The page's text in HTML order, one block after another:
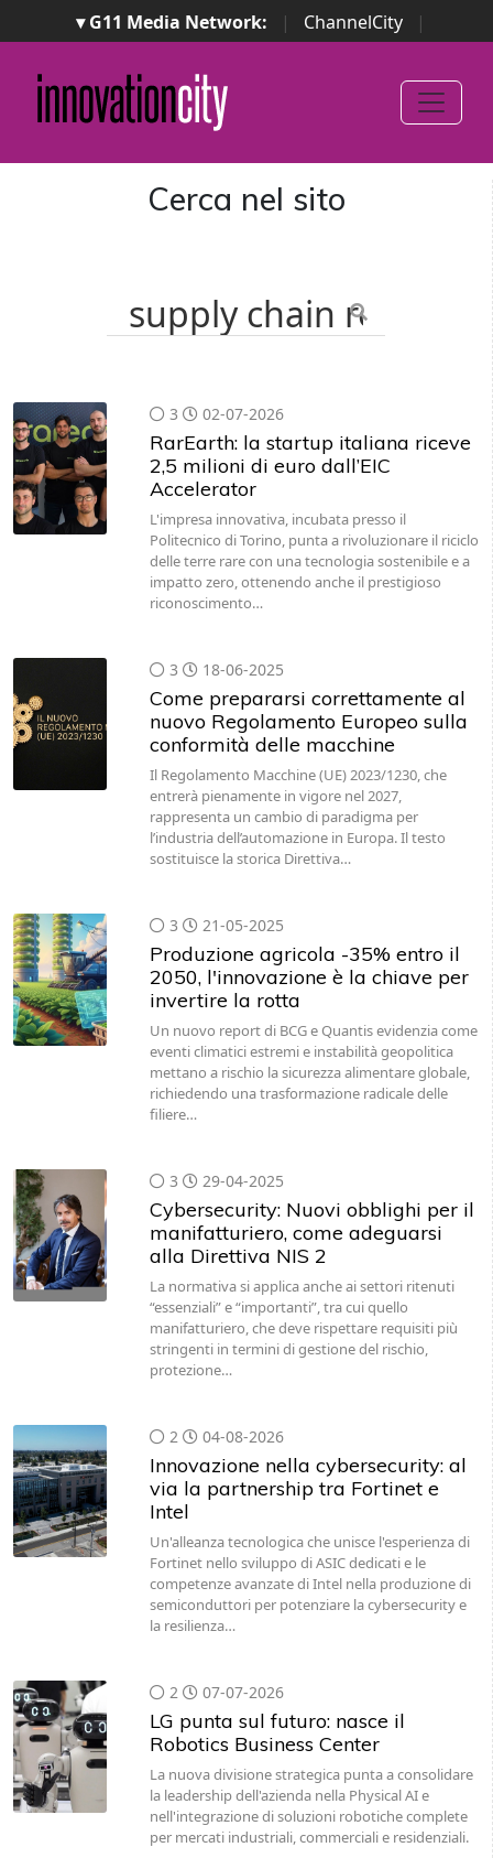
▾ G11 Media Network: | ChannelCity
|
ImpresaCity | SecurityOpenLab | Italian Channel
Awards
Italian Project Awards
Italian Security
Awards
Cerca nel sito
3 02-07-2026
RarEarth: la startup italiana riceve
2,5 milioni di euro dall’EIC
Accelerator
L'impresa innovativa, incubata presso il
Politecnico di Torino, punta a rivoluzionare il riciclo
delle terre rare con una tecnologia sostenibile e a
impatto zero, ottenendo anche il prestigioso
riconoscimento…
3 18-06-2025
Come prepararsi correttamente al
nuovo Regolamento Europeo sulla
conformità delle macchine
Il Regolamento Macchine (UE) 2023/1230, che
entrerà pienamente in vigore nel 2027,
rappresenta un cambio di paradigma per
l’industria dell’automazione in Europa. Il testo
sostituisce la storica Direttiva…
3 21-05-2025
Produzione agricola -35% entro il
2050, l'innovazione è la chiave per
invertire la rotta
Un nuovo report di BCG e Quantis evidenzia come
eventi climatici estremi e instabilità geopolitica
mettano a rischio la sicurezza alimentare globale,
richiedendo una trasformazione radicale delle
filiere…
3 29-04-2025
Cybersecurity: Nuovi obblighi per il
manifatturiero, come adeguarsi
alla Direttiva NIS 2
La normativa si applica anche ai settori ritenuti
“essenziali” e “importanti”, tra cui quello
manifatturiero, che deve rispettare requisiti più
stringenti in termini di gestione del rischio,
protezione…
2 04-08-2026
Innovazione nella cybersecurity: al
via la partnership tra Fortinet e
Intel
Un'alleanza tecnologica che unisce l'esperienza di
Fortinet nello sviluppo di ASIC dedicati e le
competenze avanzate di Intel nella produzione di
semiconduttori per potenziare la cybersecurity e
la resilienza…
2 07-07-2026
LG punta sul futuro: nasce il
Robotics Business Center
La nuova divisione strategica punta a consolidare
la leadership dell'azienda nella Physical AI e
nell'integrazione di soluzioni robotiche complete
per mercati industriali, commerciali e residenziali.